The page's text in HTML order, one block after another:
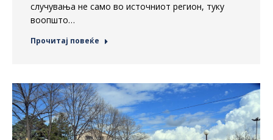
случувања не само во источниот регион, туку
воопшто…
Прочитај повеќе